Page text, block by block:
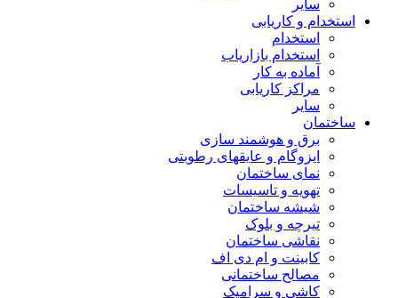
سایر
استخدام و کاریابی
استخدام
استخدام بازاریاب
آماده به کار
مراکز کاریابی
سایر
ساختمان
برق و هوشمند سازی
ایزوگام و عایقهای رطوبتی
نمای ساختمان
تهویه و تاسیسات
شیشه ساختمان
تیرچه و بلوک
نقاشی ساختمان
کابینت و ام دی اف
مصالح ساختمانی
کاشی و سرامیک